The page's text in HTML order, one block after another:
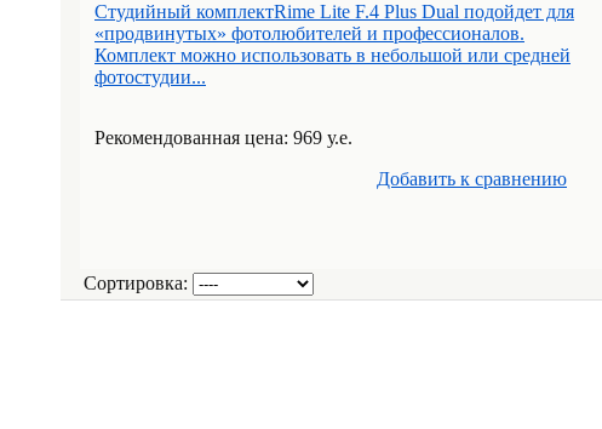
Студийный комплектRime Lite F.4 Plus Dual подойдет для
«продвинутых» фотолюбителей и профессионалов.
Комплект можно использовать в небольшой или средней
фотостудии...
Рекомендованная цена: 969 у.е.
Добавить к cравнению
Сортировка: